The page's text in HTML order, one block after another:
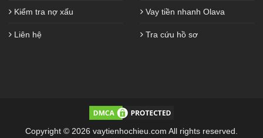
Kiểm tra nợ xấu
Liên hệ
Vay tiền nhanh Olava
Tra cứu hồ sơ
Copyright © 2026 vaytienhochieu.com All rights reserved.